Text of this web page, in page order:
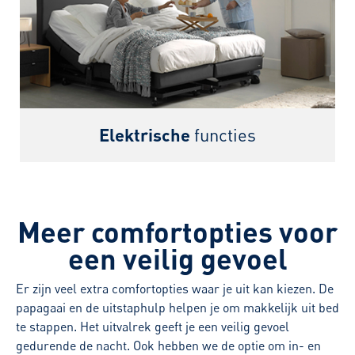
Elektrische functies
Meer comfortopties voor
een veilig gevoel
Er zijn veel extra comfortopties waar je uit kan kiezen. De
papagaai en de uitstaphulp helpen je om makkelijk uit bed
te stappen. Het uitvalrek geeft je een veilig gevoel
gedurende de nacht. Ook hebben we de optie om in- en